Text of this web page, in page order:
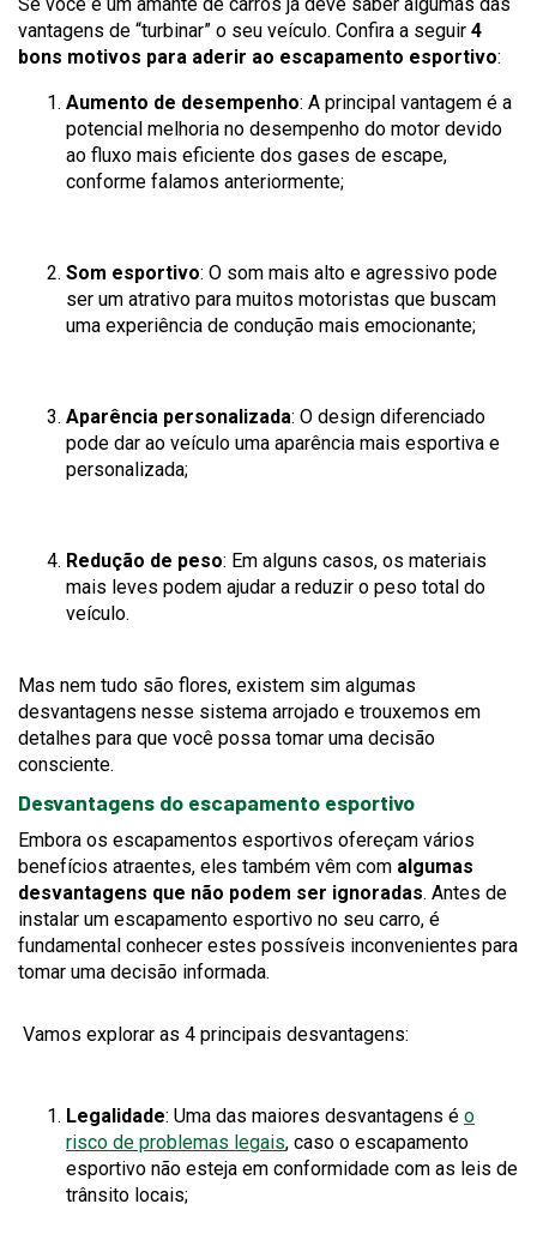
vantagens de “turbinar” o seu veículo. Confira a seguir 4
bons motivos para aderir ao escapamento esportivo:
Aumento de desempenho: A principal vantagem é a
potencial melhoria no desempenho do motor devido
ao fluxo mais eficiente dos gases de escape,
conforme falamos anteriormente;
Som esportivo: O som mais alto e agressivo pode
ser um atrativo para muitos motoristas que buscam
uma experiência de condução mais emocionante;
Aparência personalizada: O design diferenciado
pode dar ao veículo uma aparência mais esportiva e
personalizada;
Redução de peso: Em alguns casos, os materiais
mais leves podem ajudar a reduzir o peso total do
veículo.
Mas nem tudo são flores, existem sim algumas
desvantagens nesse sistema arrojado e trouxemos em
detalhes para que você possa tomar uma decisão
consciente.
Desvantagens do escapamento esportivo
Embora os escapamentos esportivos ofereçam vários
benefícios atraentes, eles também vêm com algumas
desvantagens que não podem ser ignoradas. Antes de
instalar um escapamento esportivo no seu carro, é
fundamental conhecer estes possíveis inconvenientes para
tomar uma decisão informada.
Vamos explorar as 4 principais desvantagens:
Legalidade: Uma das maiores desvantagens é o
risco de problemas legais, caso o escapamento
esportivo não esteja em conformidade com as leis de
trânsito locais;